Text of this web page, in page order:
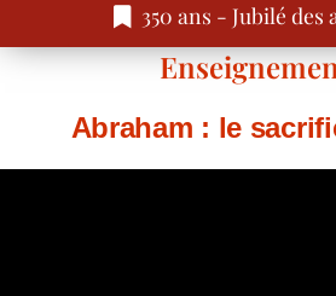
350 ans - Jubilé
Abraham : le